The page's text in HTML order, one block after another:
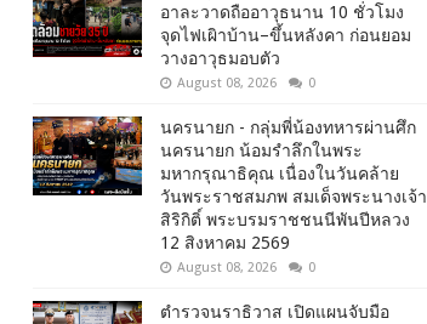
อาละวาดถืออาวุธนาน 10 ชั่วโมง
จุดไฟเผิาบ้าน–ขึ้นหลังคา ก่อนยอม
วางอาวุธมอบตัว
August 08, 2026 0
นครนายก - กลุ่มพี่น้องทหารผ่านศึก
นครนายก น้อมรำลึกในพระ
มหากรุณาธิคุณ เนื่องในวันคล้าย
วันพระราชสมภพ สมเด็จพระนางเจ้า
สิริกิติ์ พระบรมราชชนนีพันปีหลวง
12 สิงหาคม 2569
August 08, 2026 0
ตำรวจนราธิวาส เปิดแผนจับมือ